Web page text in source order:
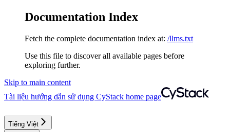
Documentation Index
Fetch the complete documentation index at: /llms.txt
Use this file to discover all available pages before
exploring further.
Skip to main content
Tài liệu hướng dẫn sử dụng CyStack home page
Tiếng Việt